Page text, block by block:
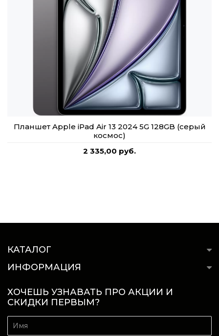
Планшет Apple iPad Air 13 2024 5G 128GB (серый
космос)
2 335,00 руб.
КАТАЛОГ
ИНФОРМАЦИЯ
ХОЧЕШЬ УЗНАВАТЬ ПРО АКЦИИ И
СКИДКИ ПЕРВЫМ?